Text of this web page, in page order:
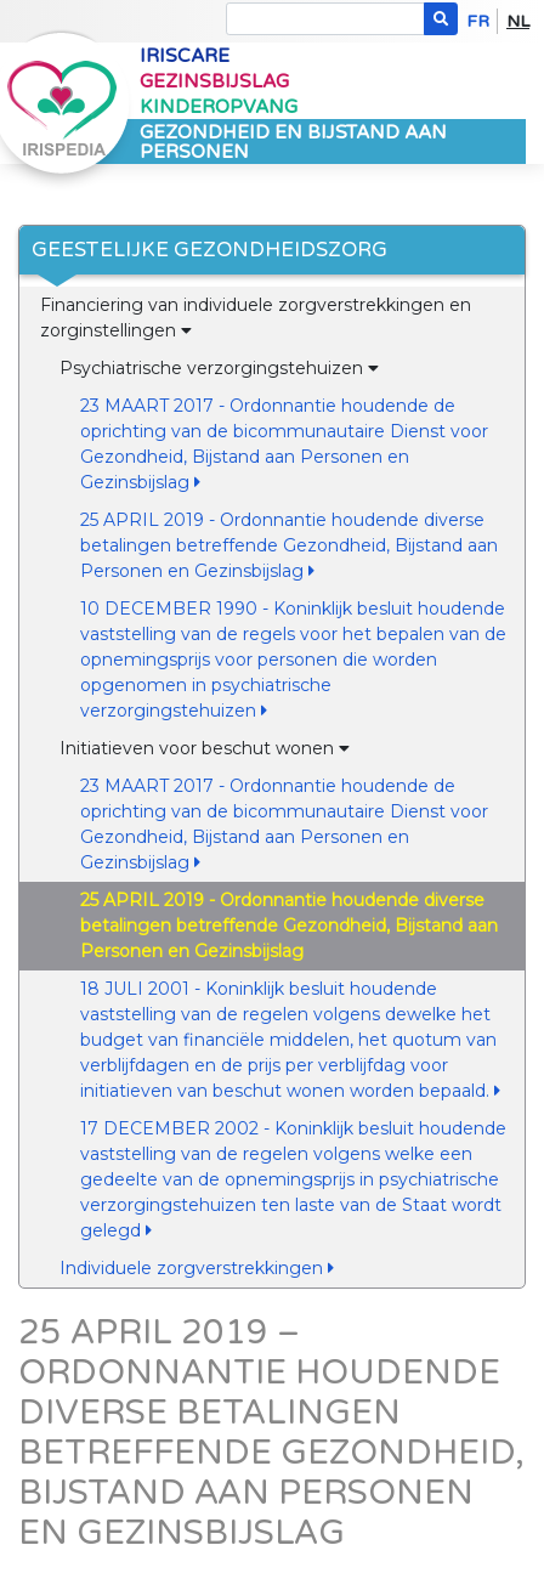
FR NL
IRISCARE
GEZINSBIJSLAG
KINDEROPVANG
GEZONDHEID EN BIJSTAND AAN
PERSONEN
GEESTELIJKE GEZONDHEIDSZORG
Financiering van individuele zorgverstrekkingen en
zorginstellingen
Psychiatrische verzorgingstehuizen
23 MAART 2017 - Ordonnantie houdende de
oprichting van de bicommunautaire Dienst voor
Gezondheid, Bijstand aan Personen en
Gezinsbijslag
25 APRIL 2019 - Ordonnantie houdende diverse
betalingen betreffende Gezondheid, Bijstand aan
Personen en Gezinsbijslag
10 DECEMBER 1990 - Koninklijk besluit houdende
vaststelling van de regels voor het bepalen van de
opnemingsprijs voor personen die worden
opgenomen in psychiatrische
verzorgingstehuizen
Initiatieven voor beschut wonen
23 MAART 2017 - Ordonnantie houdende de
oprichting van de bicommunautaire Dienst voor
Gezondheid, Bijstand aan Personen en
Gezinsbijslag
25 APRIL 2019 - Ordonnantie houdende diverse
betalingen betreffende Gezondheid, Bijstand aan
Personen en Gezinsbijslag
18 JULI 2001 - Koninklijk besluit houdende
vaststelling van de regelen volgens dewelke het
budget van financiële middelen, het quotum van
verblijfdagen en de prijs per verblijfdag voor
initiatieven van beschut wonen worden bepaald.
17 DECEMBER 2002 - Koninklijk besluit houdende
vaststelling van de regelen volgens welke een
gedeelte van de opnemingsprijs in psychiatrische
verzorgingstehuizen ten laste van de Staat wordt
gelegd
Individuele zorgverstrekkingen
25 APRIL 2019 –
ORDONNANTIE HOUDENDE
DIVERSE BETALINGEN
BETREFFENDE GEZONDHEID,
BIJSTAND AAN PERSONEN
EN GEZINSBIJSLAG